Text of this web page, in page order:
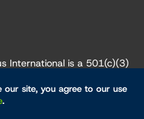
International is a 501(c)(3)
Policy
site, you agree to our use
.